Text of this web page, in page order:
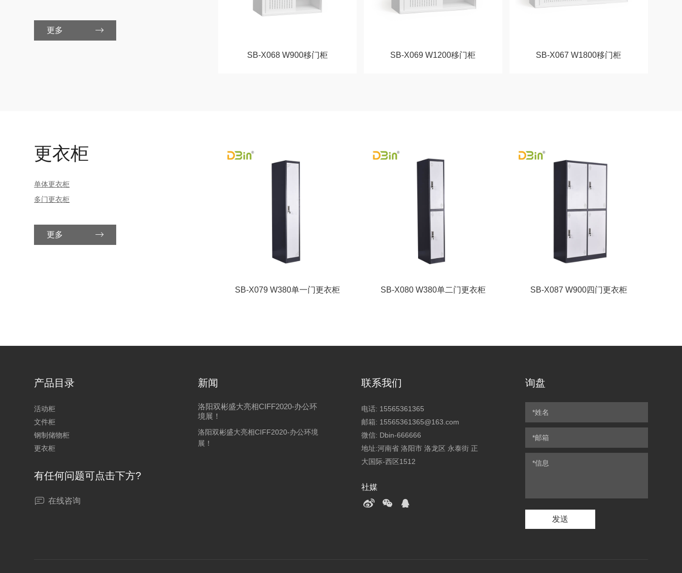
更多
SB-X068 W900移门柜 SB-X069 W1200移门柜 SB-X067 W1800移门柜
更衣柜
单体更衣柜
多门更衣柜
更多
SB-X079 W380单一门更衣柜 SB-X080 W380单二门更衣柜 SB-X087 W900四门更衣柜
产品目录
活动柜
文件柜
钢制储物柜
更衣柜
有任何问题可点击下方?
在线咨询
新闻
洛阳双彬盛大亮相CIFF2020-办公环
境展！
洛阳双彬盛大亮相CIFF2020-办公环境
展！
联系我们
电话: 15565361365
邮箱: 15565361365@163.com
微信: Dbin-666666
地址:河南省 洛阳市 洛龙区 永泰街 正
大国际-西区1512
社媒
询盘
发送